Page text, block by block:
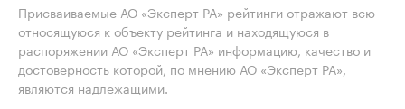
Присваиваемые АО «Эксперт РА» рейтинги отражают всю
относящуюся к объекту рейтинга и находящуюся в
распоряжении АО «Эксперт РА» информацию, качество и
достоверность которой, по мнению АО «Эксперт РА»,
являются надлежащими.